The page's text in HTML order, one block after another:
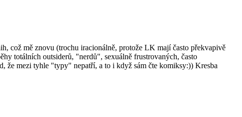
což mě znovu (trochu iracionálně, protože LK mají často překvapivě
totálních outsiderů, "nerdů", sexuálně frustrovaných, často
že mezi tyhle "typy" nepatří, a to i když sám čte komiksy:)) Kresba